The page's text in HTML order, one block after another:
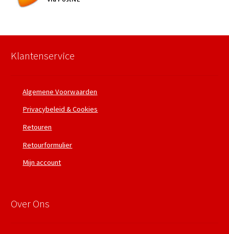
Klantenservice
Algemene Voorwaarden
Privacybeleid & Cookies
Retouren
Retourformulier
Mijn account
Over Ons